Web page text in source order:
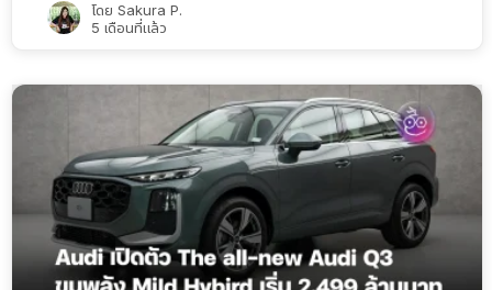
โดย Sakura P.
5 เดือนที่แล้ว